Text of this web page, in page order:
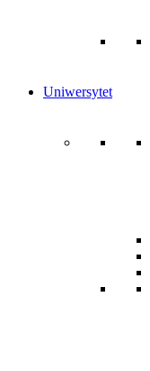
Uniwersytet